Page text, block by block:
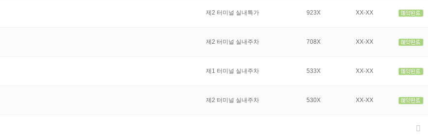
제2 터미널 실내특가 923X XX-XX
제2 터미널 실내주차 708X XX-XX
제1 터미널 실내주차 533X XX-XX
제2 터미널 실내주차 530X XX-XX